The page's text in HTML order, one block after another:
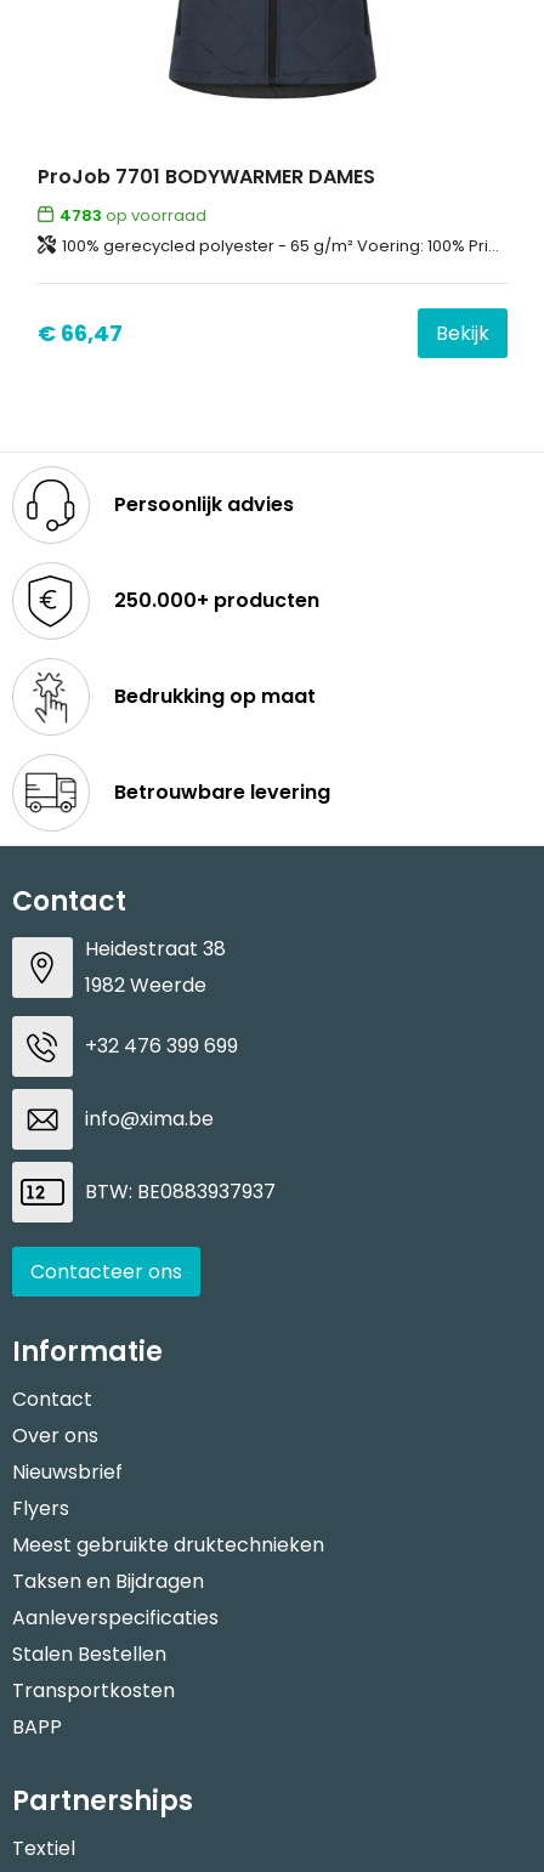
ProJob 7701 BODYWARMER DAMES
4783 op voorraad
100% gerecycled polyester - 65 g/m² Voering: 100% Primaloft gerecycled polyester Lining: 100% gerecycled poyester - 80 g/m²
€ 66,47 Bekijk
Persoonlijk advies
250.000+ producten
Bedrukking op maat
Betrouwbare levering
Contact
Heidestraat 38
1982 Weerde
+32 476 399 699
info@xima.be
BTW: BE0883937937
Contacteer ons
Informatie
Contact
Over ons
Nieuwsbrief
Flyers
Meest gebruikte druktechnieken
Taksen en Bijdragen
Aanleverspecificaties
Stalen Bestellen
Transportkosten
BAPP
Partnerships
Textiel